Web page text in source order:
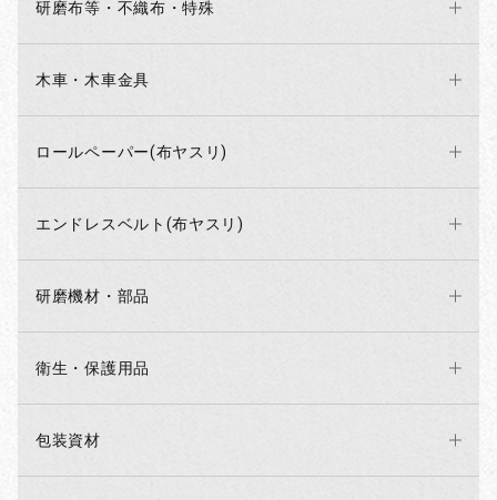
研磨布等・不織布・特殊
木車・木車金具
ロールペーパー(布ヤスリ)
エンドレスベルト(布ヤスリ)
研磨機材・部品
衛生・保護用品
包装資材